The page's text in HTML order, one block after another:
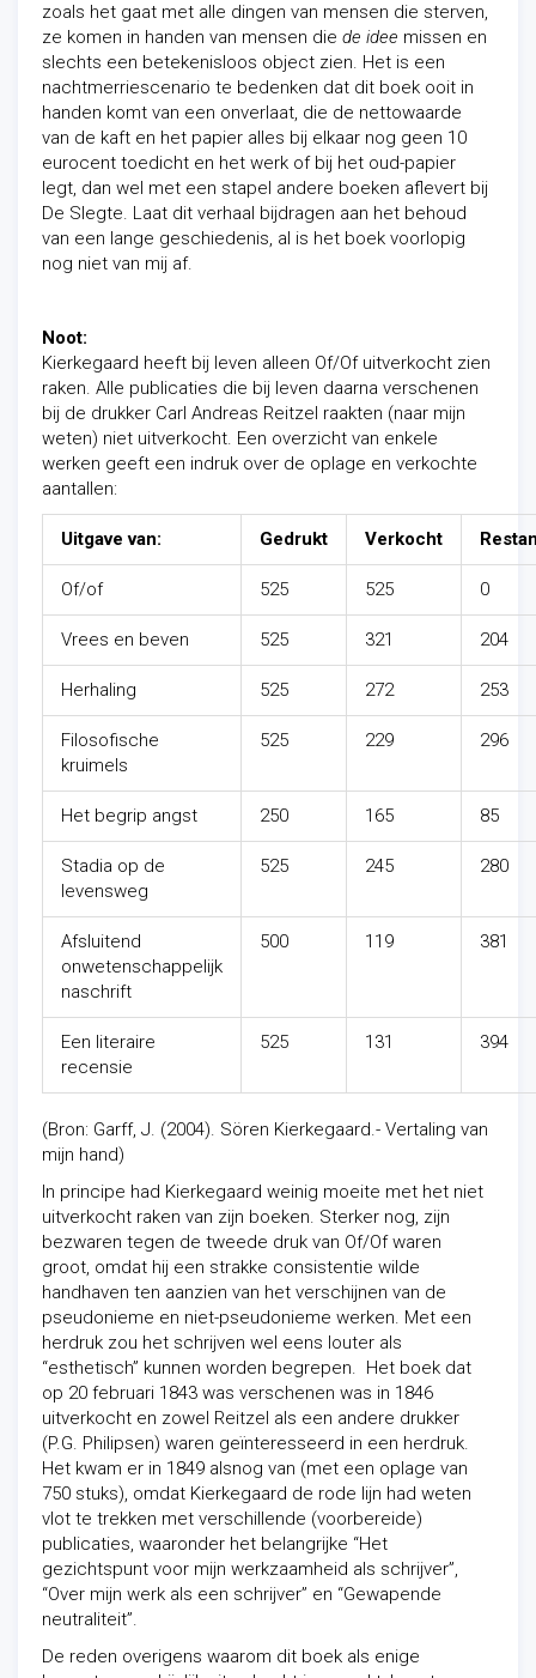
zoals het gaat met alle dingen van mensen die sterven,
ze komen in handen van mensen die de idee missen en
slechts een betekenisloos object zien. Het is een
nachtmerriescenario te bedenken dat dit boek ooit in
handen komt van een onverlaat, die de nettowaarde
van de kaft en het papier alles bij elkaar nog geen 10
eurocent toedicht en het werk of bij het oud-papier
legt, dan wel met een stapel andere boeken aflevert bij
De Slegte. Laat dit verhaal bijdragen aan het behoud
van een lange geschiedenis, al is het boek voorlopig
nog niet van mij af.
Noot:
Kierkegaard heeft bij leven alleen Of/Of uitverkocht zien
raken. Alle publicaties die bij leven daarna verschenen
bij de drukker Carl Andreas Reitzel raakten (naar mijn
weten) niet uitverkocht. Een overzicht van enkele
werken geeft een indruk over de oplage en verkochte
aantallen:
Uitgave van: Gedrukt Verkocht
Of/of 525 525 0
Vrees en beven 525 321 204
Herhaling 525 272 253
Filosofische
kruimels
525 229 296
Het begrip angst 250 165 85
Stadia op de
levensweg
525 245 280
Afsluitend
onwetenschappelijk
naschrift
500 119 381
Een literaire
recensie
525 131 394
(Bron: Garff, J. (2004). Sören Kierkegaard.- Vertaling van
mijn hand)
In principe had Kierkegaard weinig moeite met het niet
uitverkocht raken van zijn boeken. Sterker nog, zijn
bezwaren tegen de tweede druk van Of/Of waren
groot, omdat hij een strakke consistentie wilde
handhaven ten aanzien van het verschijnen van de
pseudonieme en niet-pseudonieme werken. Met een
herdruk zou het schrijven wel eens louter als
“esthetisch” kunnen worden begrepen. Het boek dat
op 20 februari 1843 was verschenen was in 1846
uitverkocht en zowel Reitzel als een andere drukker
(P.G. Philipsen) waren geïnteresseerd in een herdruk.
Het kwam er in 1849 alsnog van (met een oplage van
750 stuks), omdat Kierkegaard de rode lijn had weten
vlot te trekken met verschillende (voorbereide)
publicaties, waaronder het belangrijke “Het
gezichtspunt voor mijn werkzaamheid als schrijver”,
“Over mijn werk als een schrijver” en “Gewapende
neutraliteit”.
De reden overigens waarom dit boek als enige